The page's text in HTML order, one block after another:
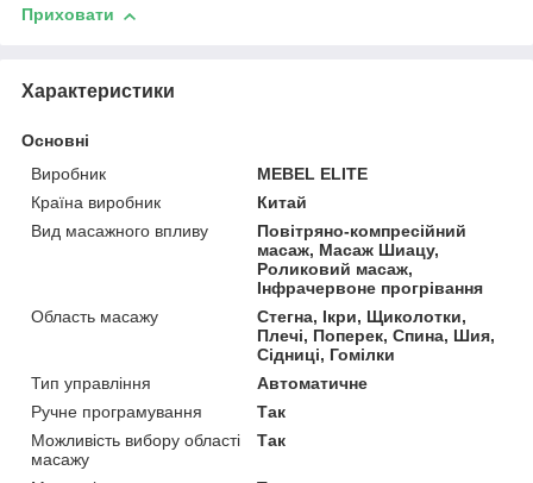
Приховати
Характеристики
Основні
Виробник
MEBEL ELITE
Країна виробник
Китай
Вид масажного впливу
Повітряно-компресійний
масаж, Масаж Шиацу,
Роликовий масаж,
Інфрачервоне прогрівання
Область масажу
Стегна, Ікри, Щиколотки,
Плечі, Поперек, Спина, Шия,
Сідниці, Гомілки
Тип управління
Автоматичне
Ручне програмування
Так
Можливість вибору області
масажу
Так